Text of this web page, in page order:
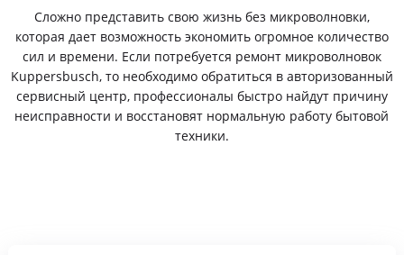
Сложно представить свою жизнь без микроволновки,
которая дает возможность экономить огромное количество
сил и времени. Если потребуется ремонт микроволновок
Kuppersbusch, то необходимо обратиться в авторизованный
сервисный центр, профессионалы быстро найдут причину
неисправности и восстановят нормальную работу бытовой
техники.